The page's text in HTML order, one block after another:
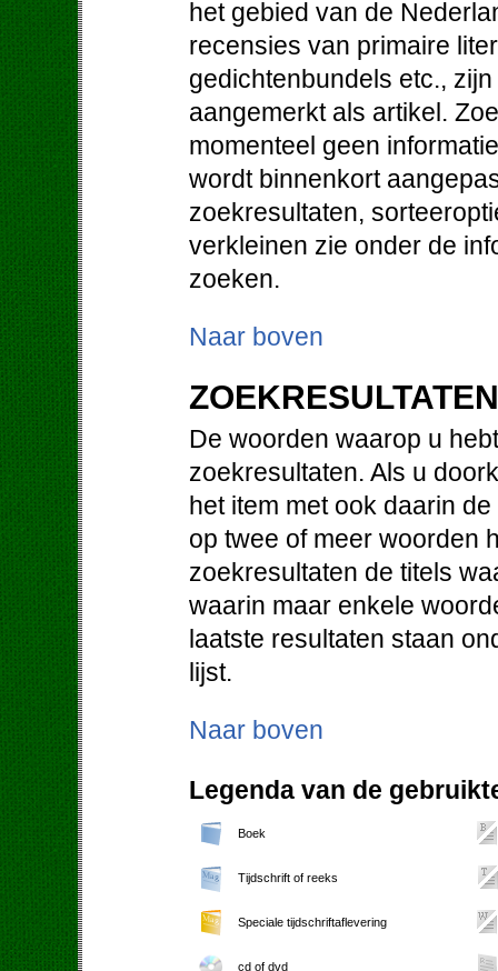
het gebied van de
recensies van primaire
gedichtenbundels etc.,
aangemerkt als artikel.
momenteel geen
wordt binnenkort
zoekresultaten,
verkleinen zie onder de
zoeken.
Naar boven
ZOEKRESULTATEN
De woorden waarop u
zoekresultaten. Als u
het item met ook daarin
op twee of meer woorden
zoekresultaten de titels
waarin maar enkele
laatste resultaten staan
lijst.
Naar boven
Legenda van de
Boek
Tijdschrift of reeks
Speciale tijdschriftaflevering
cd of dvd